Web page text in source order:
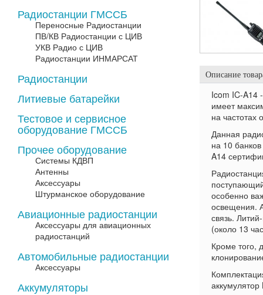
Радиостанции ГМССБ
Переносные Радиостанции
ПВ/КВ Радиостанции с ЦИВ
УКВ Радио с ЦИВ
Радиостанции ИНМАРСАТ
Радиостанции
Литиевые батарейки
Тестовое и сервисное
оборудование ГМССБ
Прочее оборудование
Системы КДВП
Антенны
Аксессуары
Штурманское оборудование
Авиационные радиостанции
Аксессуары для авиационных
радиостанций
Автомобильные радиостанции
Аксессуары
Аккумуляторы
Описание
Icom IC-A14
имеет
на
Данная
на 10
A14
особенно
освещения.
связь.
(около 13
Кроме того,